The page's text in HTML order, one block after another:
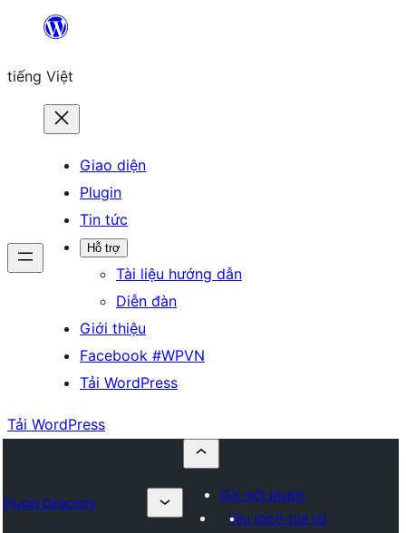
Chuyển
phần
tiếng Việt
Giao diện
Plugin
Tin tức
Hỗ trợ
Tài liệu hướng dẫn
Diễn đàn
Giới thiệu
Facebook #WPVN
Tải WordPress
Tải WordPress
Plugin Directory
Gửi một plugin
Yêu thích của tôi